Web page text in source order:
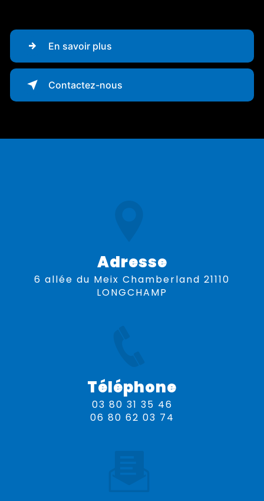
En savoir plus
Contactez-nous
Adresse
6 allée du Meix Chamberland 21110
LONGCHAMP
Téléphone
03 80 31 35 46
06 80 62 03 74